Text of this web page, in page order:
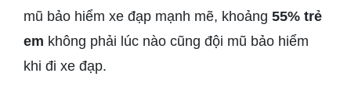
mũ bảo hiểm xe đạp mạnh mẽ, khoảng 55% trẻ
em không phải lúc nào cũng đội mũ bảo hiểm
khi đi xe đạp.